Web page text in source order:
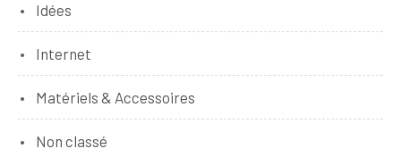
Idées
Internet
Matériels & Accessoires
Non classé